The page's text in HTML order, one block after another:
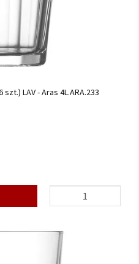
LAV - Aras 4L.ARA.233